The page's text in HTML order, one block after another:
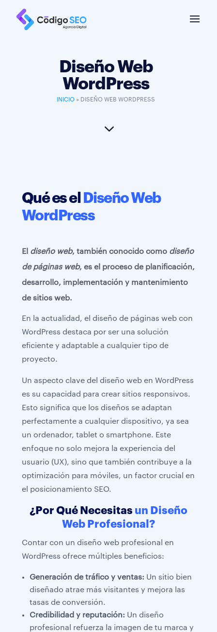
Diseño Web
WordPress
INICIO » DISEÑO WEB WORDPRESS
3
Qué es el
Diseño Web
WordPress
El diseño web, también conocido como diseño
de páginas web, es el proceso de planificación,
desarrollo, implementación y mantenimiento
de sitios web.
En la actualidad, el diseño de páginas web con
WordPress destaca por ser una solución
eficiente y adaptable a cualquier tipo de
proyecto.
Un aspecto clave del diseño web en WordPress
es su capacidad para crear sitios responsivos.
Esto significa que los diseños se adaptan
perfectamente a cualquier dispositivo, ya sea
un ordenador, tablet o smartphone. Este
enfoque no solo mejora la experiencia del
usuario (UX), sino que también contribuye a la
optimización para móviles, un factor crucial en
el posicionamiento SEO.
¿Por Qué Necesitas un Diseño
Web Profesional?
Contar con un diseño web profesional en
WordPress ofrece múltiples beneficios:
Generación de tráfico y ventas: Un sitio bien
diseñado atrae más visitantes y mejora las
tasas de conversión.
Credibilidad y reputación: Un diseño
profesional refuerza la imagen de tu marca y